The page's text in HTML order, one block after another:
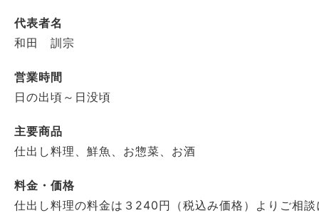
代表者名
和田 訓宗
営業時間
日の出頃～日没頃
主要商品
仕出し料理、鮮魚、お惣菜、お酒
料金・価格
仕出し料理の料金は３240円（税込み価格）よりご相